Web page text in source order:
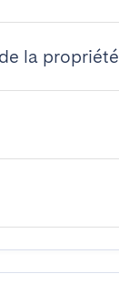
la propriété